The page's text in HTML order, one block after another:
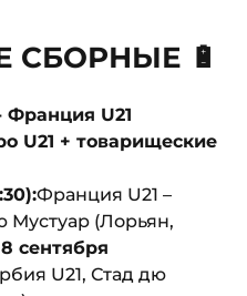
🔋
U21
U21 + товарищеские
Франция U21 –
Мустуар (Лорьян,
сентября
U21, Стад дю